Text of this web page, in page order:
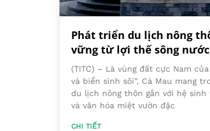
Phát triển du lịch nông
vững từ lợi thế sông
(TITC) – Là vùng đất cực Nam
và biển sinh sôi”, Cà Mau mang
du lịch nông thôn gắn với hệ
và văn hóa miệt vườn đặc
CHI TIẾT